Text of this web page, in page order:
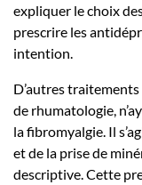
expliquer le choix
prescrire les
intention.
D’autres
de rhumatologie,
la fibromyalgie. Il
et de la prise de
descriptive. Cette